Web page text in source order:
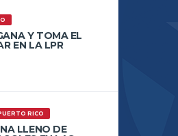
Y TOMA EL
EN LA LPR
RICO
LLENO DE